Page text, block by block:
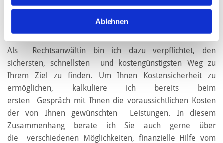
Ablehnen
sein, vertrete ich Sie vor allen
Arbeitsgerichten Deutschlands.
Als Rechtsanwältin bin ich dazu verpflichtet, den
sichersten, schnellsten und kostengünstigsten Weg zu
Ihrem Ziel zu finden. Um Ihnen Kostensicherheit zu
ermöglichen, kalkuliere ich bereits beim
ersten Gespräch mit Ihnen die voraussichtlichen Kosten
der von Ihnen gewünschten Leistungen. In diesem
Zusammenhang berate ich Sie auch gerne über
die verschiedenen Möglichkeiten, finanzielle Hilfe vom